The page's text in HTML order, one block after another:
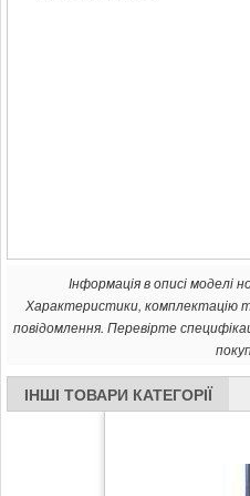
Інформація в описі моделі
Характеристики, комплектацію
повідомлення. Перевірте
ІНШІ ТОВАРИ КАТЕГОРІЇ